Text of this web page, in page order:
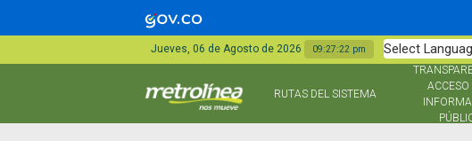
Jueves, 06 de Agosto de 2026 09:27:22 pm Select
RUTAS DEL SISTEMA
ACCESO